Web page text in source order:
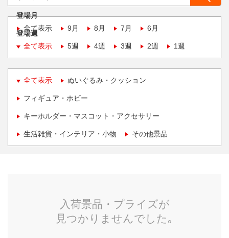
登場月
全て表示
9月 8月 7月 6月
登場週
全て表示
5週 4週 3週 2週 1週
全て表示 ぬいぐるみ・クッション
フィギュア・ホビー
キーホルダー・マスコット・アクセサリー
生活雑貨・インテリア・小物 その他景品